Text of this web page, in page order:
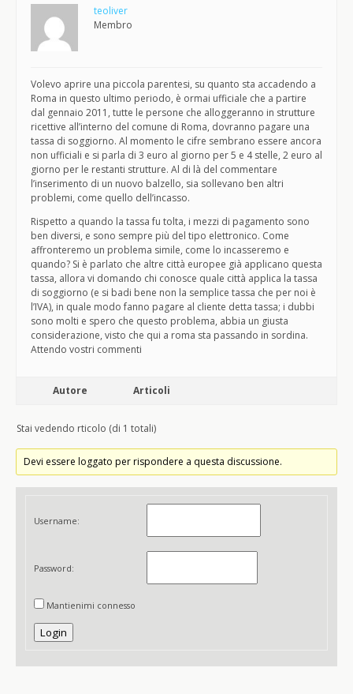
teoliver
Membro
Volevo aprire una piccola parentesi, su quanto sta accadendo a
Roma in questo ultimo periodo, è ormai ufficiale che a partire
dal gennaio 2011, tutte le persone che alloggeranno in strutture
ricettive all’interno del comune di Roma, dovranno pagare una
tassa di soggiorno. Al momento le cifre sembrano essere ancora
non ufficiali e si parla di 3 euro al giorno per 5 e 4 stelle, 2 euro al
giorno per le restanti strutture. Al di là del commentare
l’inserimento di un nuovo balzello, sia sollevano ben altri
problemi, come quello dell’incasso.
Rispetto a quando la tassa fu tolta, i mezzi di pagamento sono
ben diversi, e sono sempre più del tipo elettronico. Come
affronteremo un problema simile, come lo incasseremo e
quando? Si è parlato che altre città europee già applicano questa
tassa, allora vi domando chi conosce quale città applica la tassa
di soggiorno (e si badi bene non la semplice tassa che per noi è
l’IVA), in quale modo fanno pagare al cliente detta tassa; i dubbi
sono molti e spero che questo problema, abbia un giusta
considerazione, visto che qui a roma sta passando in sordina.
Attendo vostri commenti
Autore Articoli
Stai vedendo rticolo (di 1 totali)
Devi essere loggato per rispondere a questa discussione.
Username:
Password:
Mantienimi connesso
Login